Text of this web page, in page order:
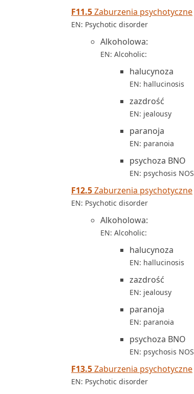
F11.5Zaburzenia psychotyczne
EN: Psychotic disorder
Alkoholowa:
EN: Alcoholic:
halucynoza
EN: hallucinosis
zazdrość
EN: jealousy
paranoja
EN: paranoia
psychoza BNO
EN: psychosis NOS
F12.5Zaburzenia psychotyczne
EN: Psychotic disorder
Alkoholowa:
EN: Alcoholic:
halucynoza
EN: hallucinosis
zazdrość
EN: jealousy
paranoja
EN: paranoia
psychoza BNO
EN: psychosis NOS
F13.5Zaburzenia psychotyczne
EN: Psychotic disorder